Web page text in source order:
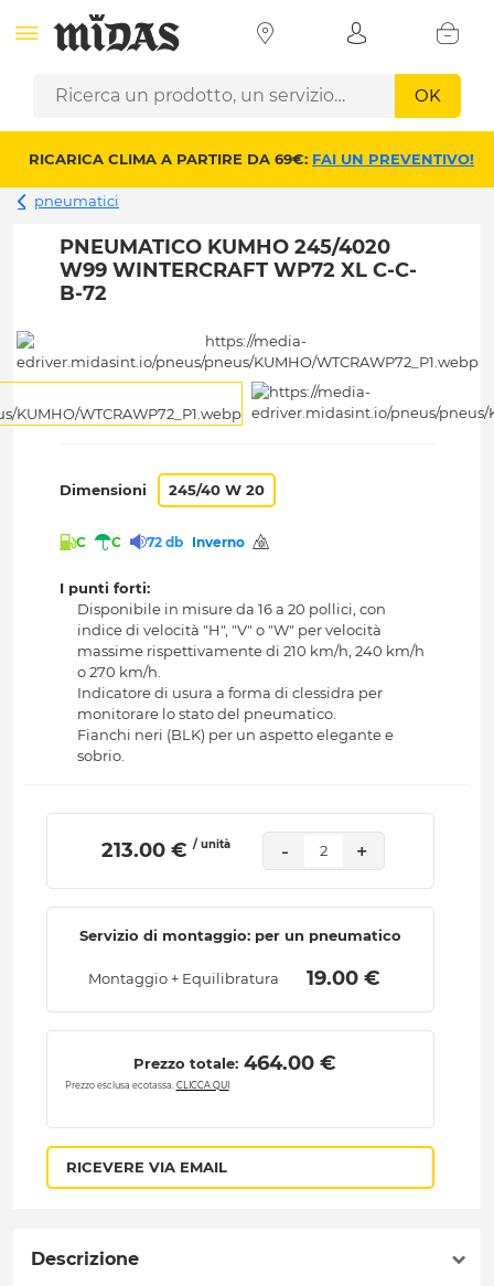
OK
RICARICA CLIMA A PARTIRE DA 69€: FAI UN PREVENTIVO!
pneumatici
PNEUMATICO KUMHO 245/4020
W99 WINTERCRAFT WP72 XL C-C-
B-72
Dimensioni 245/40 W 20
C C 72 db Inverno
I punti forti:
Disponibile in misure da 16 a 20 pollici, con
indice di velocità "H", "V" o "W" per velocità
massime rispettivamente di 210 km/h, 240 km/h
o 270 km/h.
Indicatore di usura a forma di clessidra per
monitorare lo stato del pneumatico.
Fianchi neri (BLK) per un aspetto elegante e
sobrio.
213.00 € / unità - 2 +
Servizio di montaggio: per un pneumatico
Montaggio + Equilibratura 19.00 €
Prezzo totale: 464.00 €
Prezzo esclusa ecotassa. CLICCA QUI
RICEVERE VIA EMAIL
Descrizione